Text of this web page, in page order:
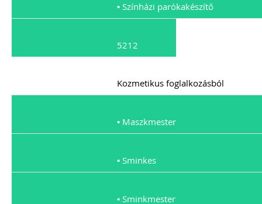
• Színházi parókakészítő
5212
Kozmetikus foglalkozásból
• Maszkmester
• Sminkes
• Sminkmester